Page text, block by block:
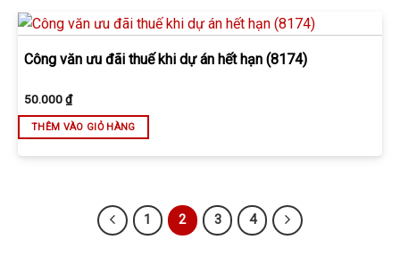
Công văn ưu đãi thuế khi dự án hết hạn (8174)
50.000₫
THÊM VÀO GIỎ HÀNG
1 2 3 4